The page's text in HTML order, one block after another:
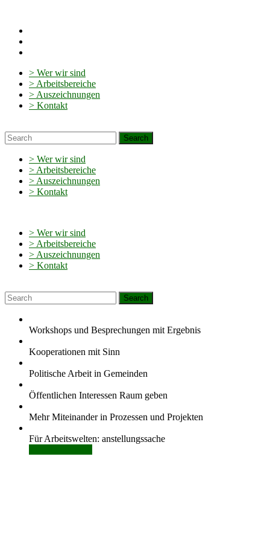
> Wer wir sind
> Arbeitsbereiche
> Auszeichnungen
> Kontakt
> Wer wir sind
> Arbeitsbereiche
> Auszeichnungen
> Kontakt
> Wer wir sind
> Arbeitsbereiche
> Auszeichnungen
> Kontakt
Workshops und Besprechungen mit Ergebnis
Kooperationen mit Sinn
Politische Arbeit in Gemeinden
Öffentlichen Interessen Raum geben
Mehr Miteinander in Prozessen und Projekten
Für Arbeitswelten: anstellungssache